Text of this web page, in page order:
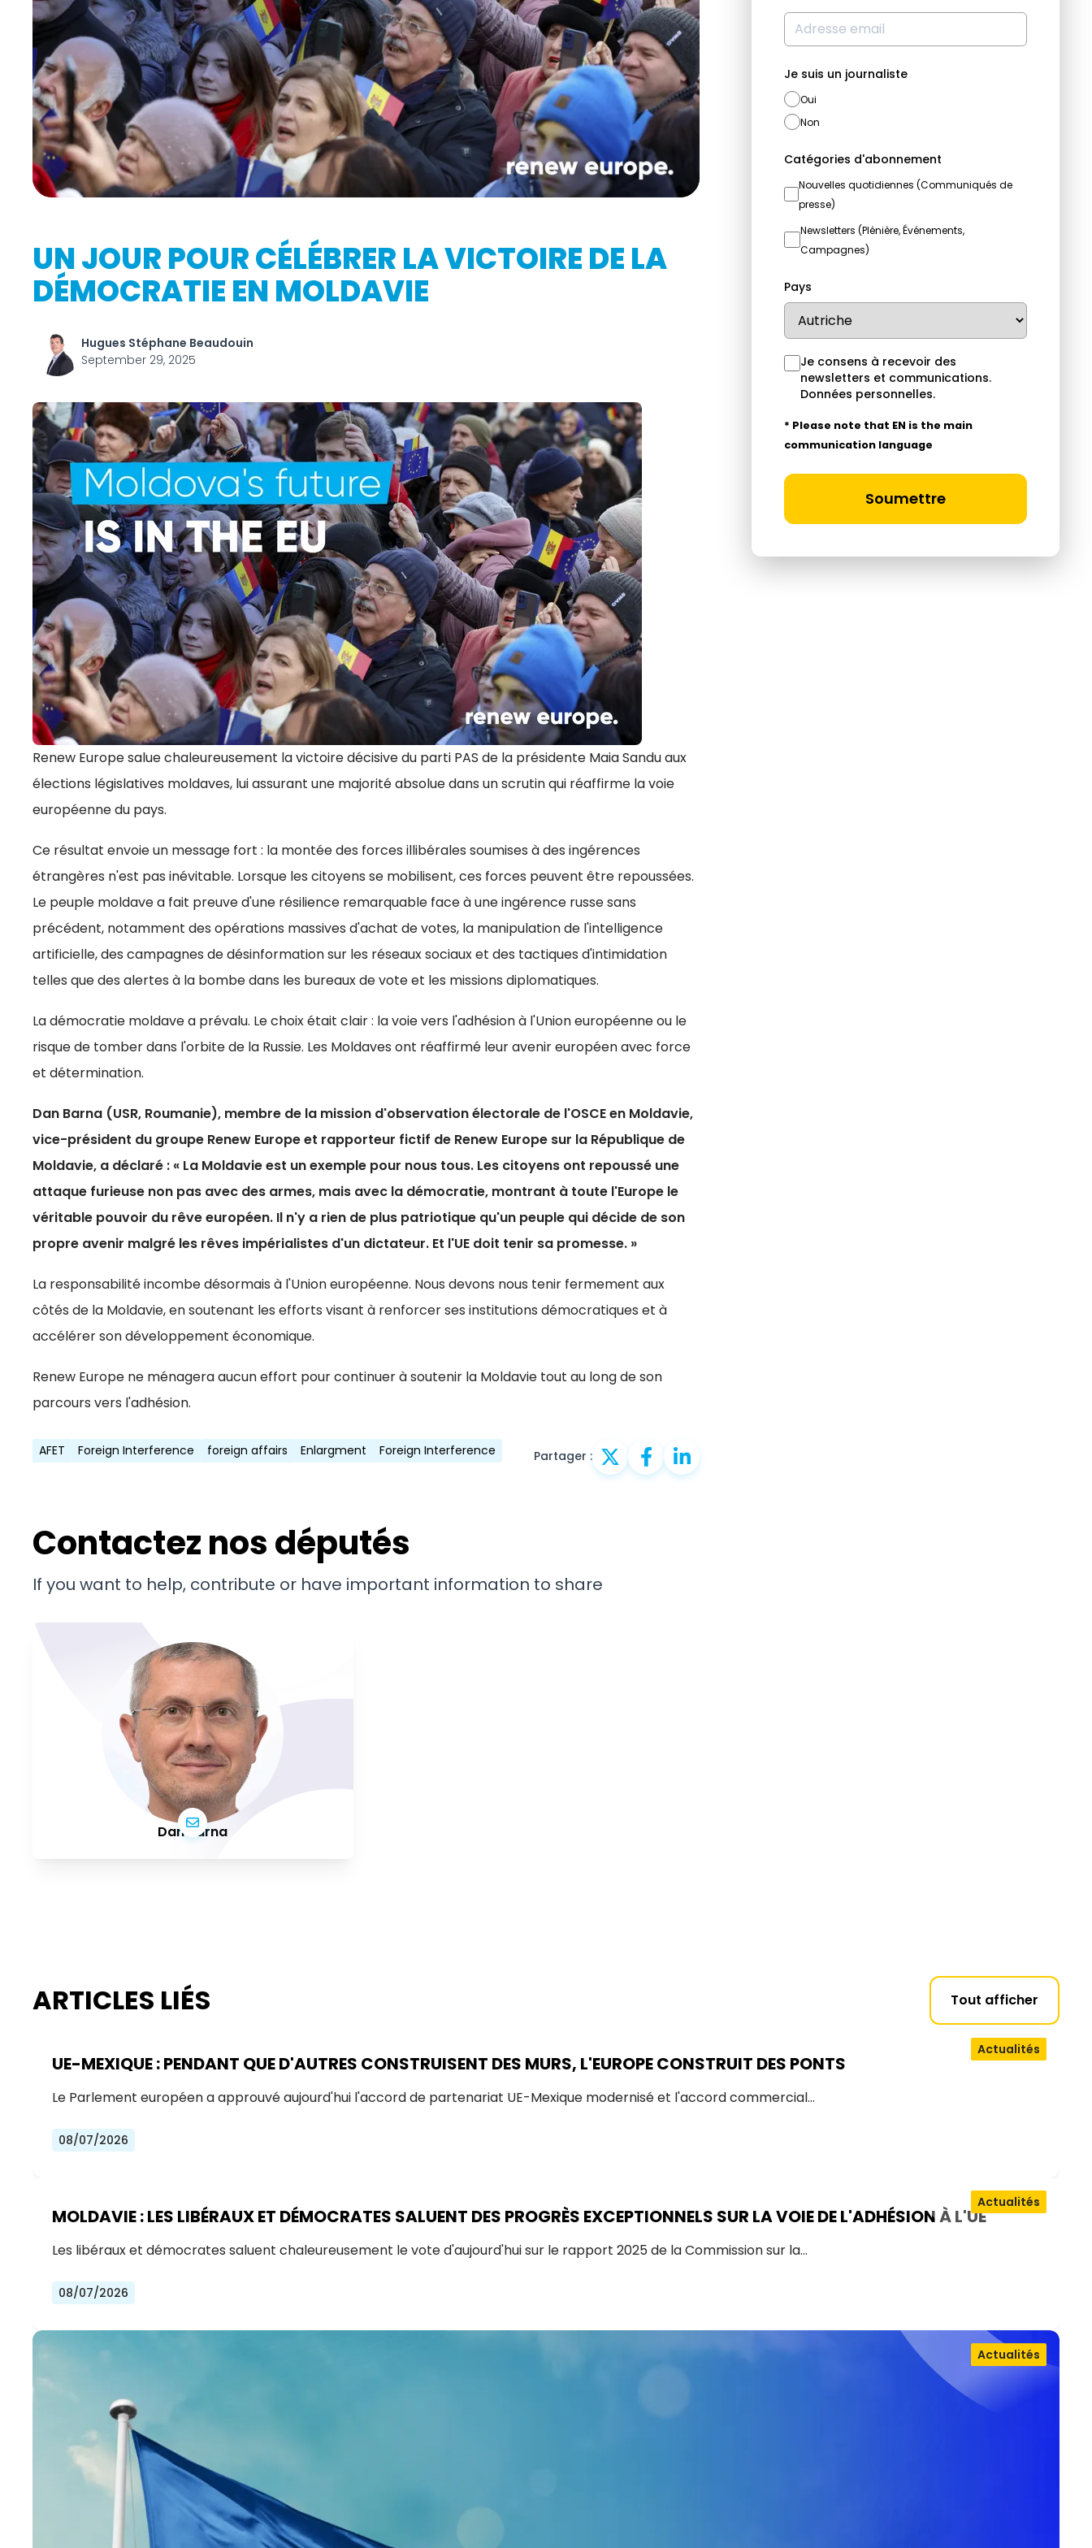
UN JOUR POUR CÉLÉBRER LA VICTOIRE DE LA
DÉMOCRATIE EN MOLDAVIE
Hugues Stéphane Beaudouin
September 29, 2025
Renew Europe salue chaleureusement la victoire décisive du parti PAS de la présidente Maia Sandu aux
élections législatives moldaves, lui assurant une majorité absolue dans un scrutin qui réaffirme la voie
européenne du pays.
Ce résultat envoie un message fort : la montée des forces illibérales soumises à des ingérences
étrangères n'est pas inévitable. Lorsque les citoyens se mobilisent, ces forces peuvent être repoussées.
Le peuple moldave a fait preuve d'une résilience remarquable face à une ingérence russe sans
précédent, notamment des opérations massives d'achat de votes, la manipulation de l'intelligence
artificielle, des campagnes de désinformation sur les réseaux sociaux et des tactiques d'intimidation
telles que des alertes à la bombe dans les bureaux de vote et les missions diplomatiques.
La démocratie moldave a prévalu. Le choix était clair : la voie vers l'adhésion à l'Union européenne ou le
risque de tomber dans l'orbite de la Russie. Les Moldaves ont réaffirmé leur avenir européen avec force
et détermination.
Dan Barna (USR, Roumanie), membre de la mission d'observation électorale de l'OSCE en Moldavie,
vice-président du groupe Renew Europe et rapporteur fictif de Renew Europe sur la République de
Moldavie, a déclaré : « La Moldavie est un exemple pour nous tous. Les citoyens ont repoussé une
attaque furieuse non pas avec des armes, mais avec la démocratie, montrant à toute l'Europe le
véritable pouvoir du rêve européen. Il n'y a rien de plus patriotique qu'un peuple qui décide de son
propre avenir malgré les rêves impérialistes d'un dictateur. Et l'UE doit tenir sa promesse. »
La responsabilité incombe désormais à l'Union européenne. Nous devons nous tenir fermement aux
côtés de la Moldavie, en soutenant les efforts visant à renforcer ses institutions démocratiques et à
accélérer son développement économique.
Renew Europe ne ménagera aucun effort pour continuer à soutenir la Moldavie tout au long de son
parcours vers l'adhésion.
AFET Foreign Interference foreign affairs Enlargment Foreign Interference Partager :
Contactez nos députés
If you want to help, contribute or have important information to share
Dan Barna
Je suis un journaliste
Oui
Non
Catégories d'abonnement
Nouvelles quotidiennes (Communiqués de
presse)
Newsletters (Plénière, Événements,
Campagnes)
Pays
Je consens à recevoir des
newsletters et communications.
Données personnelles.
* Please note that EN is the main
communication language
Soumettre
ARTICLES LIÉS Tout afficher
UE-MEXIQUE : PENDANT QUE D'AUTRES CONSTRUISENT DES MURS, L'EUROPE CONSTRUIT DES PONTS
Actualités
Le Parlement européen a approuvé aujourd'hui l'accord de partenariat UE-Mexique modernisé et l'accord commercial…
08/07/2026
MOLDAVIE : LES LIBÉRAUX ET DÉMOCRATES SALUENT DES PROGRÈS EXCEPTIONNELS SUR LA VOIE DE L'ADHÉSION À L'UE
Actualités
Les libéraux et démocrates saluent chaleureusement le vote d'aujourd'hui sur le rapport 2025 de la Commission sur la…
08/07/2026
Actualités